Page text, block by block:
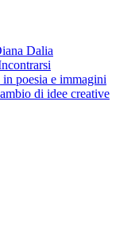
Dalia
poesia e immagini
di idee creative